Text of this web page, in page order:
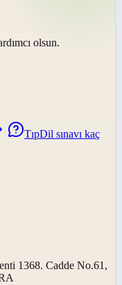
olsun.
TıpDil sınavı kaç
1368. Cadde No.61,